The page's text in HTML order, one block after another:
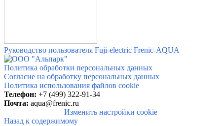
Руководство пользователя Fuji-electric Frenic-AQUA
Политика обработки персональных данных
Согласие на обработку персональных данных
Политика использования файлов cookie
Телефон: +7 (499) 322-91-34
Почта: aqua@frenic.ru
Изменить настройки cookie
Назад к содержимому